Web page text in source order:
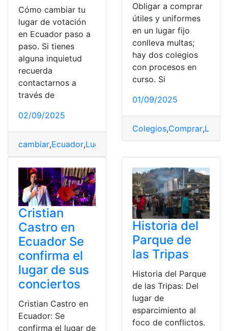
Cómo cambiar tu
lugar de votación
en Ecuador paso a
paso. Si tienes
alguna inquietud
recuerda
contactarnos a
través de
02/09/2025
cambiar,Ecuador,Lugar Paso,Votación
Obligar a comprar
útiles y uniformes
en un lugar fijo
conlleva multas;
hay dos colegios
con procesos en
curso. Si
01/09/2025
Colegios,Comprar,Lugar
Cristian
Castro en
Ecuador Se
confirma el
lugar de sus
conciertos
Cristian Castro en
Ecuador: Se
confirma el lugar de
Historia del
Parque de
las Tripas
Historia del Parque
de las Tripas: Del
lugar de
esparcimiento al
foco de conflictos.